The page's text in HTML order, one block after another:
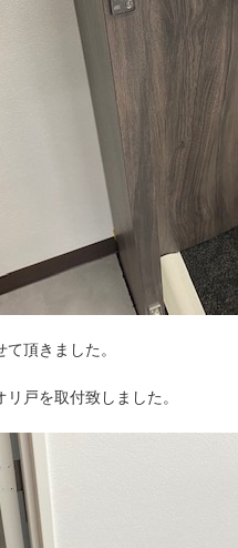
頂きました。
戸を取付致しました。